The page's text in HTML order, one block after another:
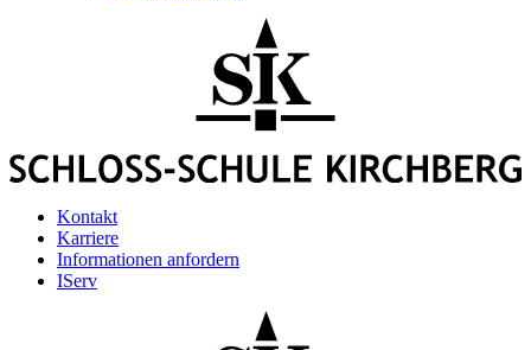
Kontakt
Karriere
Informationen anfordern
IServ